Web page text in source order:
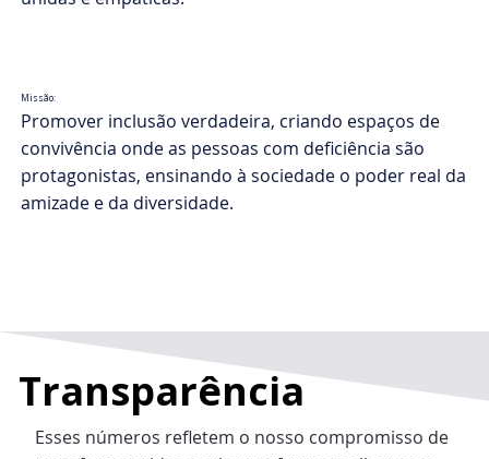
Missão:
Promover inclusão verdadeira, criando espaços de
convivência onde as pessoas com deficiência são
protagonistas, ensinando à sociedade o poder real da
amizade e da diversidade.
Transparência
Esses números refletem o nosso compromisso de